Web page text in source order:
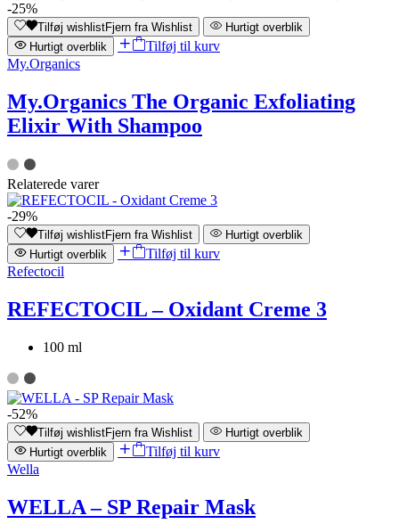
-25%
Tilføj wishlistFjern fra Wishlist
Hurtigt overblik
Hurtigt overblik
Tilføj til kurv
My.Organics
My.Organics The Organic Exfoliating
Elixir With Shampoo
Relaterede varer
-29%
Tilføj wishlistFjern fra Wishlist
Hurtigt overblik
Hurtigt overblik
Tilføj til kurv
Refectocil
REFECTOCIL – Oxidant Creme 3
100 ml
-52%
Tilføj wishlistFjern fra Wishlist
Hurtigt overblik
Hurtigt overblik
Tilføj til kurv
Wella
WELLA – SP Repair Mask